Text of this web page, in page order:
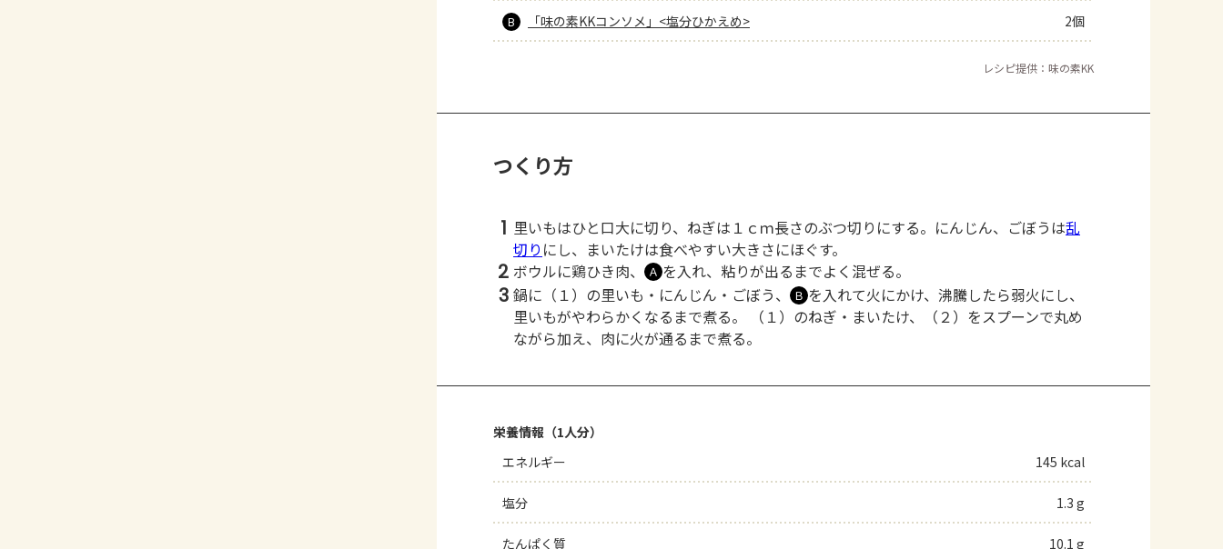
B 「味の素KKコンソメ」<塩分ひかえめ> 2個
レシピ提供：味の素KK
つくり方
1 里いもはひと口大に切り、ねぎは１ｃｍ長さのぶつ切りにする。にんじん、ごぼうは乱
切り にし、まいたけは食べやすい大きさにほぐす。
2 ボウルに鶏ひき肉、 Ａ を入れ、粘りが出るまでよく混ぜる。
3 鍋に（１）の里いも・にんじん・ごぼう、 Ｂ を入れて火にかけ、沸騰したら弱火にし、
里いもがやわらかくなるまで煮る。 （１）のねぎ・まいたけ、（２）をスプーンで丸め
ながら加え、肉に火が通るまで煮る。
栄養情報（1人分）
エネルギー
145 kcal
塩分 1.3 g
たんぱく質 10.1 g